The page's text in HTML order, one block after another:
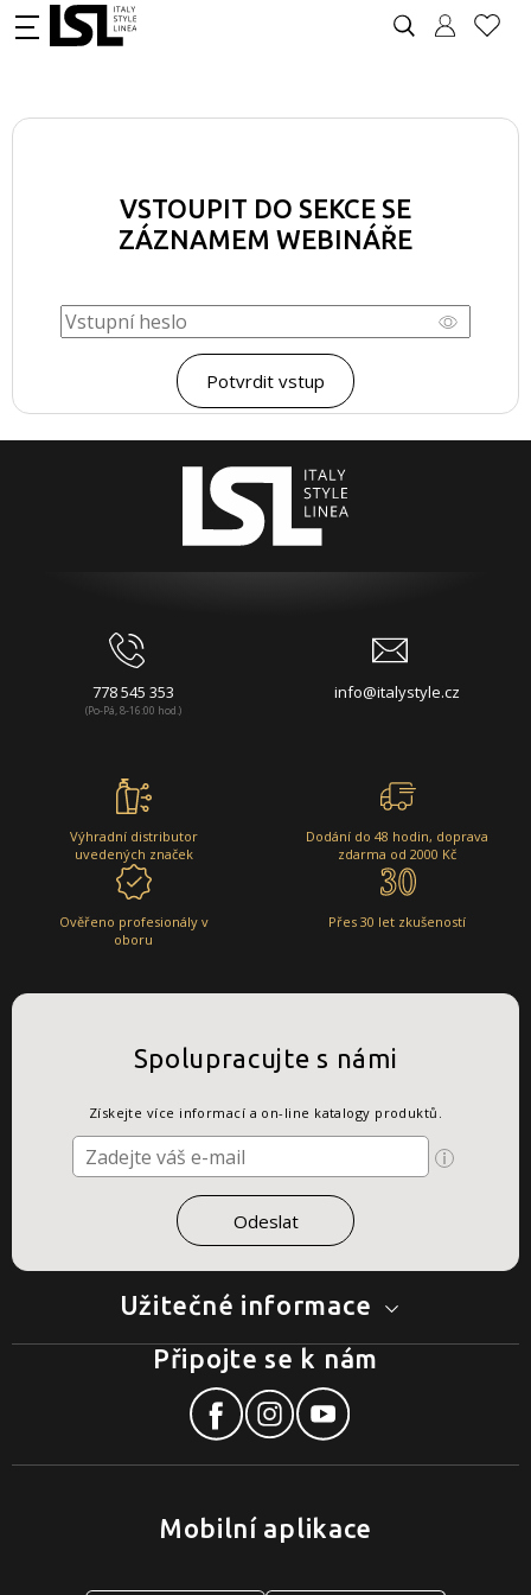
VSTOUPIT DO SEKCE SE
ZÁZNAMEM WEBINÁŘE
778 545 353
(Po-Pá, 8-16:00 hod.)
info@italystyle.cz
Výhradní distributor
uvedených značek
Dodání do 48 hodin, doprava
zdarma od 2000 Kč
Ověřeno profesionály v
oboru
Přes 30 let zkušeností
Užitečné informace
Spolupracujte s námi
Získejte více informací a on-line katalogy produktů.
Mobilní aplikace
Připojte se k nám